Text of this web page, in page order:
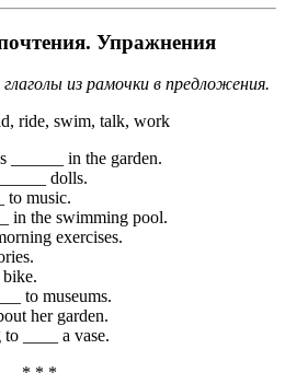
Упражнения
из рамочки в предложения.
ride, swim, talk, work
______ in the garden.
dolls.
to music.
in the swimming pool.
exercises.
to museums.
her garden.
____ a vase.
* * *